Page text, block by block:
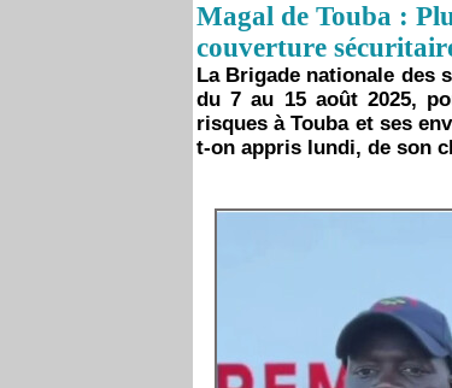
Magal de Touba :
couverture
La Brigade nationale des
du 7 au 15 août 2025,
risques à Touba et ses
t-on appris lundi, de son